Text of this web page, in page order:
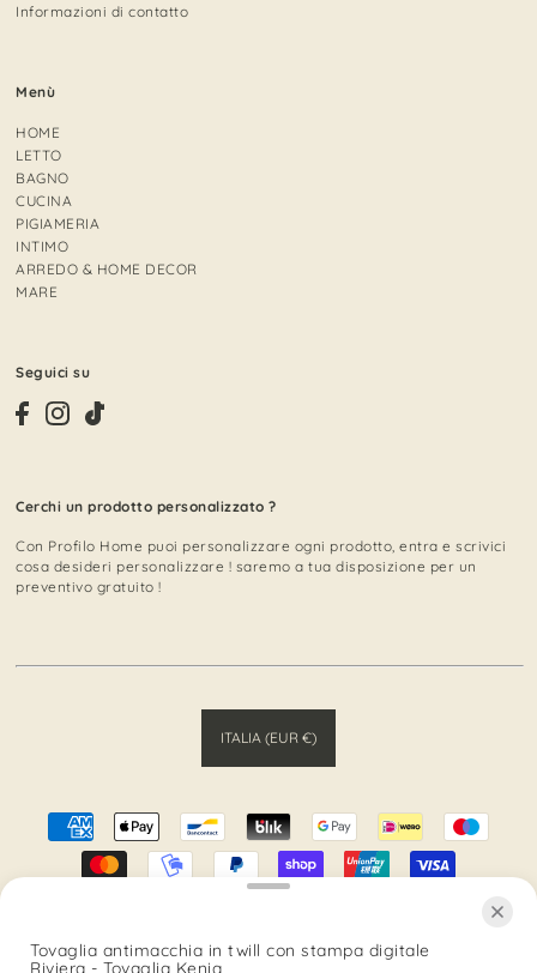
Tovaglia antimacchia in twill con stampa digitale
Riviera - Tovaglia Kenia
Informazioni di contatto
Menù
HOME
LETTO
BAGNO
CUCINA
PIGIAMERIA
INTIMO
ARREDO & HOME DECOR
MARE
Seguici su
Cerchi un prodotto personalizzato ?
Con Profilo Home puoi personalizzare ogni prodotto, entra e scrivici
cosa desideri personalizzare ! saremo a tua disposizione per un
preventivo gratuito !
ITALIA (EUR €)
Ecommerce e Marketing realizzati da